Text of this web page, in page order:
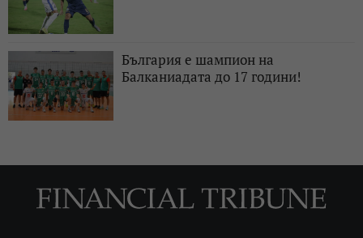
България е шампион на
Балканиадата до 17 години!